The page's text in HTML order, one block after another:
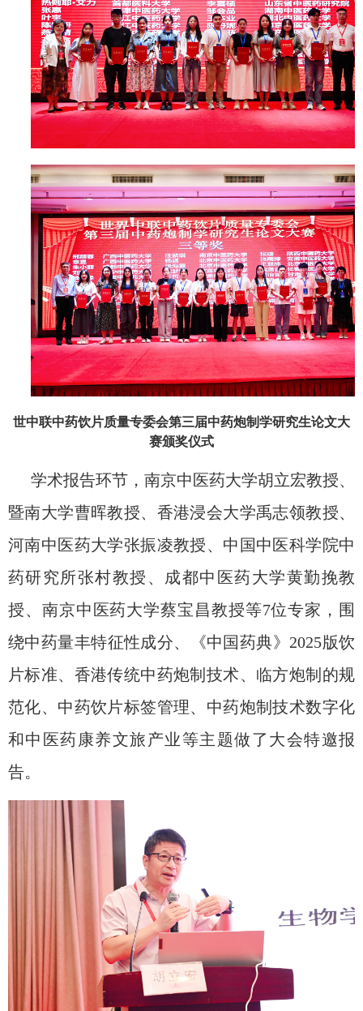
世中联中药饮片质量专委会第三届中药炮制学研究生论文大
赛颁奖仪式
学术报告环节，南京中医药大学胡立宏教授、
暨南大学曹晖教授、香港浸会大学禹志领教授、
河南中医药大学张振凌教授、中国中医科学院中
药研究所张村教授、成都中医药大学黄勤挽教
授、南京中医药大学蔡宝昌教授等7位专家，围
绕中药量丰特征性成分、《中国药典》 2025版饮
片标准、香港传统中药炮制技术、临方炮制的规
范化、中药饮片标签管理、中药炮制技术数字化
和中医药康养文旅产业等主题做了大会特邀报
告。